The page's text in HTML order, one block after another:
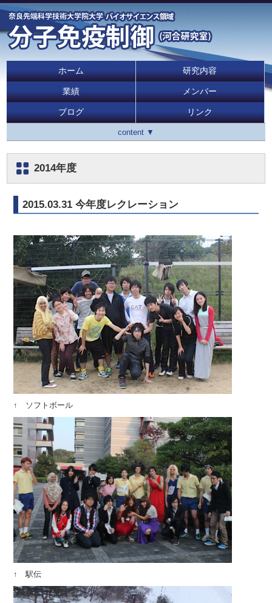
ホーム 研究内容
業績 メンバー
ブログ リンク
content ▼
2014年度
2015.03.31 今年度レクレーション
↑ ソフトボール
↑ 駅伝